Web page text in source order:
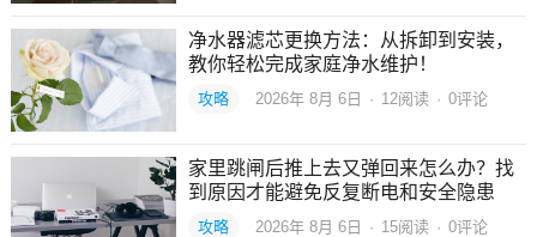
净水器滤芯更换方法：从拆卸到安装，
教你轻松完成家庭净水维护！
攻略 2026年 8月 6日 · 12阅读 · 0评论
家里跳闸后推上去又弹回来怎么办？找
到原因才能避免反复断电和安全隐患
攻略 2026年 8月 6日 · 15阅读 · 0评论